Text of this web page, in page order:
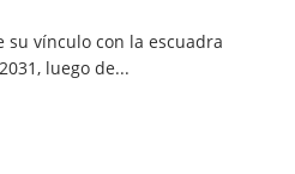
su vínculo con la escuadra
luego de...